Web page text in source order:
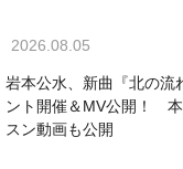
2026.08.05
岩本公水、新曲『北の流
ント開催＆MV公開！
スン動画も公開